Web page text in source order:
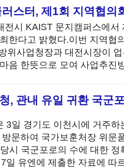
스터, 제1회 지역협의
전시 KAIST 문지캠퍼스에
한다고 밝혔다.이번 지역협
위사업청장과 대전시장이
마음 한뜻으로 모여 사업추
, 관내 유일 귀환 국군
3일 경기도 이천시에 거주
문하여 국가보훈처장 위문
시 국군포로의 수에 대한
일 유엔에 제출한 자료에 따